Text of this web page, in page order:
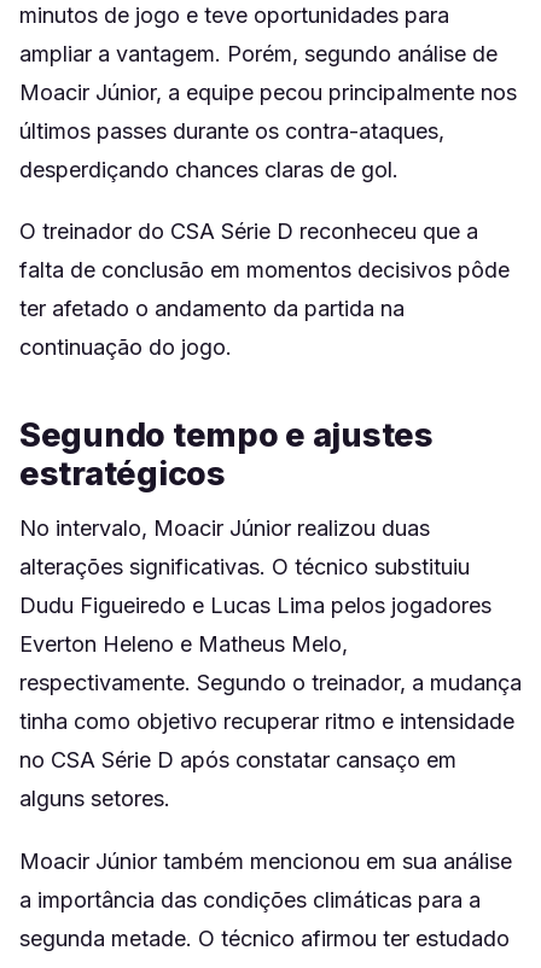
minutos de jogo e teve oportunidades para
ampliar a vantagem. Porém, segundo análise de
Moacir Júnior, a equipe pecou principalmente nos
últimos passes durante os contra-ataques,
desperdiçando chances claras de gol.
O treinador do CSA Série D reconheceu que a
falta de conclusão em momentos decisivos pôde
ter afetado o andamento da partida na
continuação do jogo.
Segundo tempo e ajustes
estratégicos
No intervalo, Moacir Júnior realizou duas
alterações significativas. O técnico substituiu
Dudu Figueiredo e Lucas Lima pelos jogadores
Everton Heleno e Matheus Melo,
respectivamente. Segundo o treinador, a mudança
tinha como objetivo recuperar ritmo e intensidade
no CSA Série D após constatar cansaço em
alguns setores.
Moacir Júnior também mencionou em sua análise
a importância das condições climáticas para a
segunda metade. O técnico afirmou ter estudado